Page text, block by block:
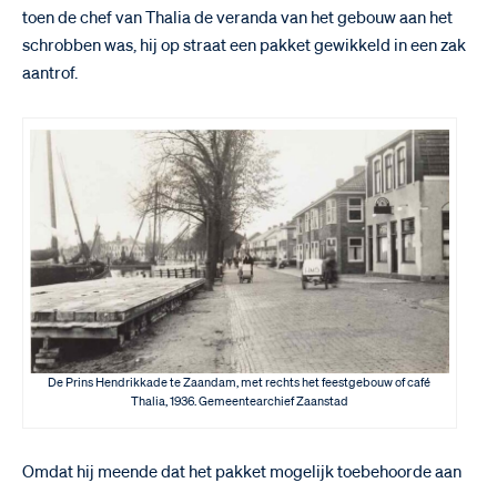
toen de chef van Thalia de veranda van het gebouw aan het
schrobben was, hij op straat een pakket gewikkeld in een zak
aantrof.
De Prins Hendrikkade te Zaandam, met rechts het feestgebouw of café
Thalia, 1936. Gemeentearchief Zaanstad
Omdat hij meende dat het pakket mogelijk toebehoorde aan